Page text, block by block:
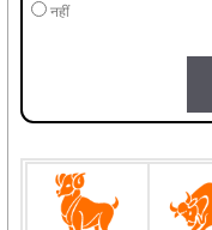
नहीं